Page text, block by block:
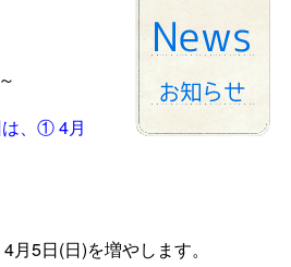
、① 4月
5日(日)を増やします。